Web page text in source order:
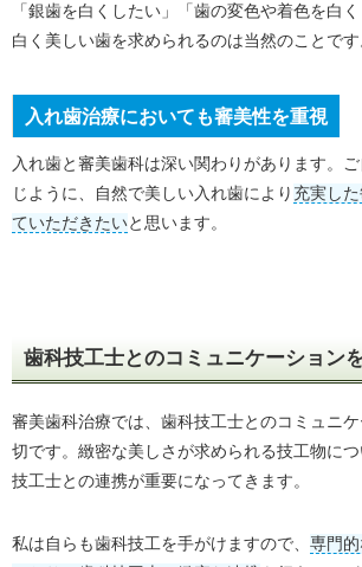
「銀歯を白くしたい」「歯の変色や着色を白く
白く美しい歯を求められるのは当然のことです
入れ歯治療においても審美性を重視
入れ歯と審美歯科は深い関わりがあります。
じように、自然で美しい入れ歯により 充実し
ていただきたいと思います。
歯科技工士とのコミュニケーション
審美歯科治療では、歯科技工士とのコミュニ
切です。緻密な美しさが求められる技工物に
技工士との連携が重要になってきます。
私は自らも歯科技工を手がけますので、 専門